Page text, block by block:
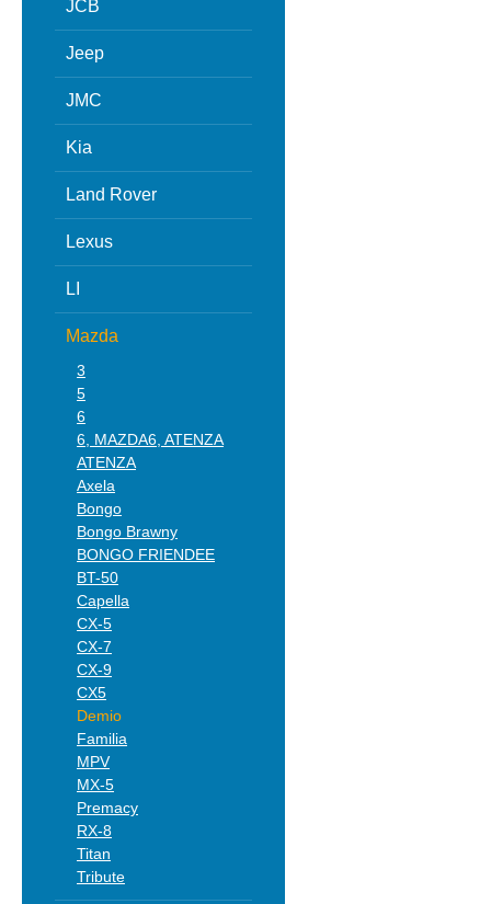
JCB
Jeep
JMC
Kia
Land Rover
Lexus
LI
Mazda
3
5
6
6, MAZDA6, ATENZA
ATENZA
Axela
Bongo
Bongo Brawny
BONGO FRIENDEE
BT-50
Capella
CX-5
CX-7
CX-9
CX5
Demio
Familia
MPV
MX-5
Premacy
RX-8
Titan
Tribute